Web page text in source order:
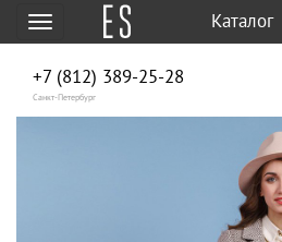
Меню Каталог
+7 (812) 389-25-28
Санкт-Петербург